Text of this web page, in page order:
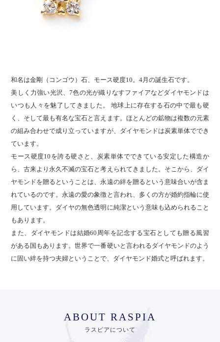
和名は金剛（コンゴウ）石、モース硬度10。4月の誕生石です。
美しく力強い光沢、7色の光が織りなすファイアなどダイヤモンドは
いつも人々を魅了してきました。 地球上に存在する石の中で最も硬
く、そして最も有名な宝石と言えます。ほとんどの鉱物は複数の元素
の組み合わせで成り立っていますが、ダイヤモンドは炭素単体ででき
ています。
モース硬度10を誇る硬さと、炭素単体でできている安定した構造か
ら、古来より永久不滅の宝石と考えられてきました。そこから、ダイ
ヤモンドを贈るということは、永遠の絆を贈るという意味合いが含ま
れているのです。永遠の愛の象徴と言われ、多くの方が婚約指輪に使
用しています。ダイヤの無色透明に純潔という意味も込められること
もあります。
また、ダイヤモンドは結婚60周年を記念する宝石としても贈る風習
がある国もあります。世界で一番硬いと言われるダイヤモンドのよう
に固い絆を持つ夫婦ということで、ダイヤモンド婚式と呼ばれます。
ABOUT RASPIA
ラスピアについて